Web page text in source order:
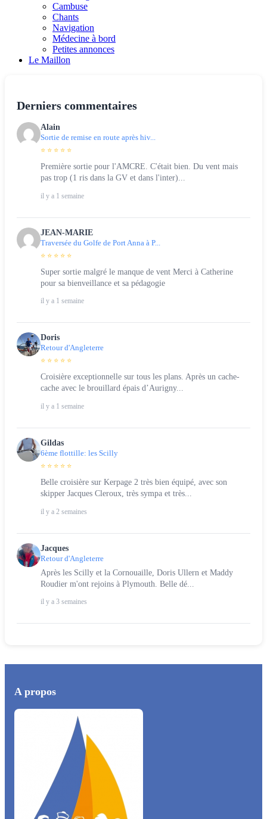
Cambuse
Chants
Navigation
Médecine à bord
Petites annonces
Le Maillon
Derniers commentaires
Alain
Sortie de remise en route après hiv...
⭐ ⭐ ⭐ ⭐ ⭐
Première sortie pour l'AMCRE. C'était bien. Du vent mais
pas trop (1 ris dans la GV et dans l'inter)...
il y a 1 semaine
JEAN-MARIE
Traversée du Golfe de Port Anna à P...
⭐ ⭐ ⭐ ⭐ ⭐
Super sortie malgré le manque de vent Merci à Catherine
pour sa bienveillance et sa pédagogie
il y a 1 semaine
Doris
Retour d'Angleterre
⭐ ⭐ ⭐ ⭐ ⭐
Croisière exceptionnelle sur tous les plans. Après un cache-
cache avec le brouillard épais d’Aurigny...
il y a 1 semaine
Gildas
6ème flottille: les Scilly
⭐ ⭐ ⭐ ⭐ ⭐
Belle croisière sur Kerpage 2 très bien équipé, avec son
skipper Jacques Cleroux, très sympa et très...
il y a 2 semaines
Jacques
Retour d'Angleterre
Après les Scilly et la Cornouaille, Doris Ullern et Maddy
Roudier m'ont rejoins à Plymouth. Belle dé...
il y a 3 semaines
A propos